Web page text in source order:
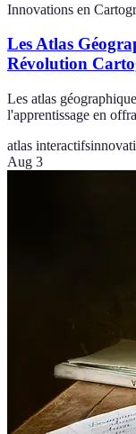
Innovations en
Les Atlas
Révolution
Les atlas
l'apprentissage en
atlas interactifs
Aug 3